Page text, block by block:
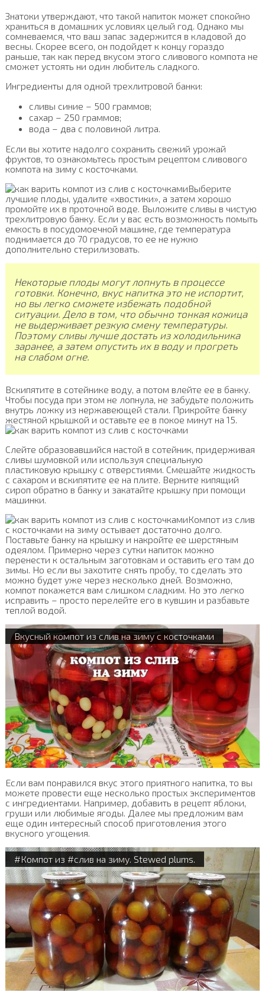
Знатоки утверждают, что такой напиток может спокойно
храниться в домашних условиях целый год. Однако мы
сомневаемся, что ваш запас задержится в кладовой до
весны. Скорее всего, он подойдет к концу гораздо
раньше, так как перед вкусом этого сливового компота не
сможет устоять ни один любитель сладкого.
Ингредиенты для одной трехлитровой банки:
сливы синие – 500 граммов;
сахар – 250 граммов;
вода – два с половиной литра.
Если вы хотите надолго сохранить свежий урожай
фруктов, то ознакомьтесь простым рецептом сливового
компота на зиму с косточками.
Выберите
лучшие плоды, удалите «хвостики», а затем хорошо
промойте их в проточной воде. Выложите сливы в чистую
трехлитровую банку. Если у вас есть возможность помыть
емкость в посудомоечной машине, где температура
поднимается до 70 градусов, то ее не нужно
дополнительно стерилизовать.
Некоторые плоды могут лопнуть в процессе
готовки. Конечно, вкус напитка это не испортит,
но вы легко сможете избежать подобной
ситуации. Дело в том, что обычно тонкая кожица
не выдерживает резкую смену температуры.
Поэтому сливы лучше достать из холодильника
заранее, а затем опустить их в воду и прогреть
на слабом огне.
Вскипятите в сотейнике воду, а потом влейте ее в банку.
Чтобы посуда при этом не лопнула, не забудьте положить
внутрь ложку из нержавеющей стали. Прикройте банку
жестяной крышкой и оставьте ее в покое минут на 15.
Слейте образовавшийся настой в сотейник, придерживая
сливы шумовкой или используя специальную
пластиковую крышку с отверстиями. Смешайте жидкость
с сахаром и вскипятите ее на плите. Верните кипящий
сироп обратно в банку и закатайте крышку при помощи
машинки.
Компот из слив
с косточками на зиму остывает достаточно долго.
Поставьте банку на крышку и накройте ее шерстяным
одеялом. Примерно через сутки напиток можно
перенести к остальным заготовкам и оставить его там до
зимы. Но если вы захотите снять пробу, то сделать это
можно будет уже через несколько дней. Возможно,
компот покажется вам слишком сладким. Но это легко
исправить – просто перелейте его в кувшин и разбавьте
теплой водой.
Вкусный компот из слив на зиму с косточками
Если вам понравился вкус этого приятного напитка, то вы
можете провести еще несколько простых экспериментов
с ингредиентами. Например, добавить в рецепт яблоки,
груши или любимые ягоды. Далее мы предложим вам
еще один интересный способ приготовления этого
вкусного угощения.
#Компот из #слив на зиму. Stewed plums.